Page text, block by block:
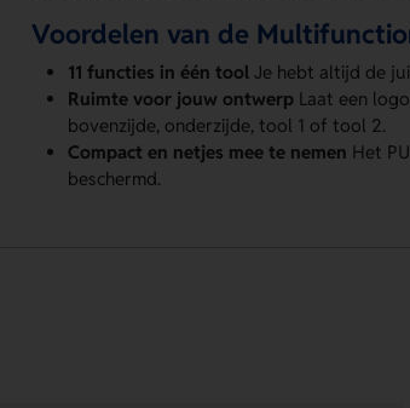
Voordelen van de
11 functies in één tool Je hebt altijd de
Ruimte voor jouw ontwerp Laat een
bovenzijde, onderzijde, tool 1 of tool 2.
Compact en netjes mee te nemen Het
beschermd.